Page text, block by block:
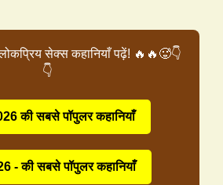
सेक्स कहानियाँ पढ़ें! 🔥🔥🥵👇
👇
की सबसे पॉपुलर कहानियाँ
- की सबसे पॉपुलर कहानियाँ